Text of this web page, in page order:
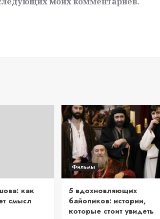
как
смысл
Фильмы
5 вдохновляющих
байопиков: истории,
которые стоит увидеть